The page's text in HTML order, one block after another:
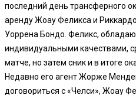
последний день трансферного
аренду Жоау Феликса и
Уоррена Бондо. Феликс,
индивидуальными качествами,
матче, но затем сник и в итоге
Недавно его агент Жорже
договориться с «Челси», Жоау